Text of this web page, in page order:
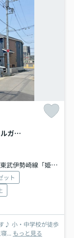
宮代町中島第10 新築一戸建て クレイドルガーデン
東武伊勢崎線「姫宮」駅 徒歩30分
ット
歩
て世代にもオススメです♪ 主寝... もっと見る